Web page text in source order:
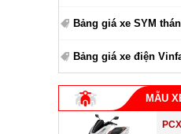
Bảng giá xe SYM
Bảng giá xe điện
MẪU